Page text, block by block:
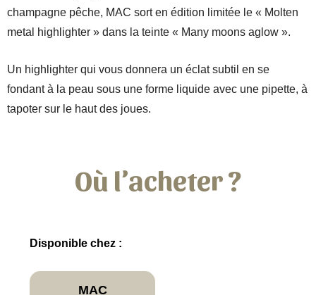
champagne pêche, MAC sort en édition limitée le « Molten
metal highlighter » dans la teinte « Many moons aglow ».
Un highlighter qui vous donnera un éclat subtil en se
fondant à la peau sous une forme liquide avec une pipette, à
tapoter sur le haut des joues.
Où l’acheter ?
Disponible chez :
MAC